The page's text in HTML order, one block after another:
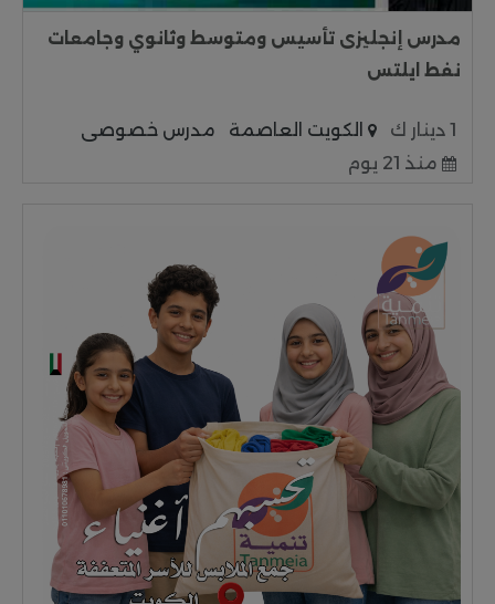
مدرس إنجليزى تأسيس ومتوسط وثانوي وجامعات
نفط ايلتس
1 دينار ك الكويت العاصمة
مدرس خصوصى
منذ 21 يوم